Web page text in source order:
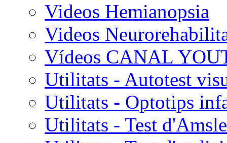
Videos Hemianopsia
Videos
Vídeos CANAL
Utilitats - Autotest
Utilitats - Optotips
Utilitats - Test